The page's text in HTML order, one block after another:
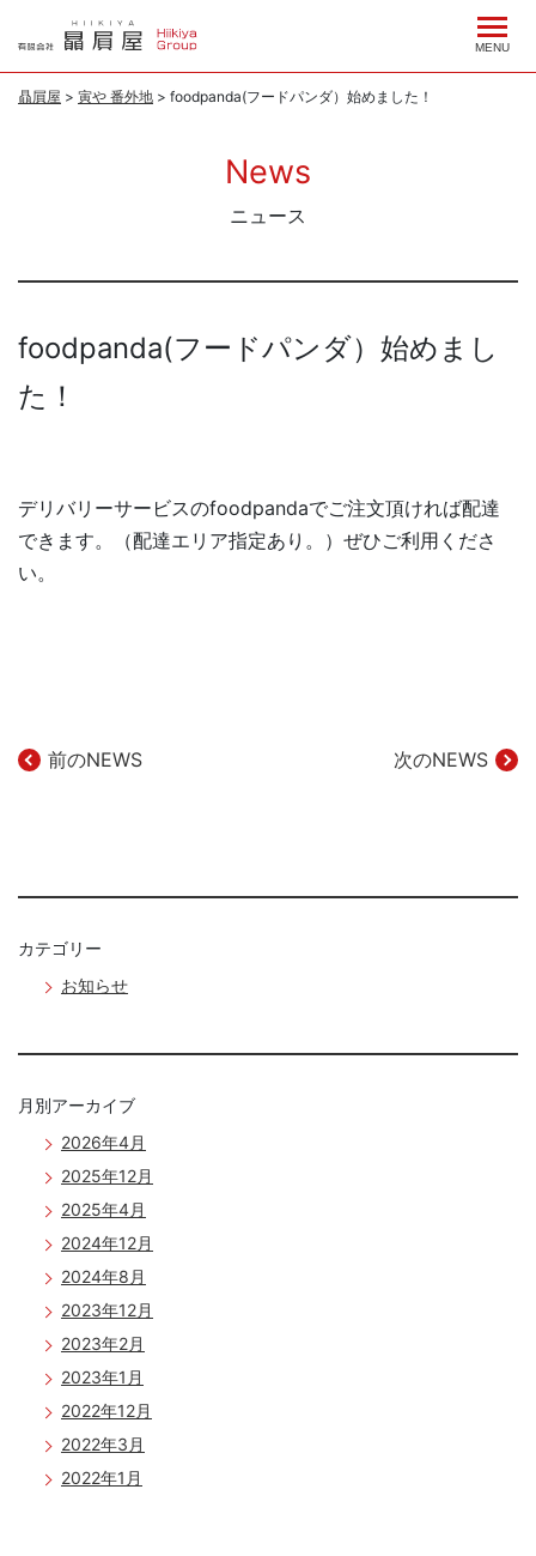
テ
MENU
贔屓屋 > 寅や 番外地 > foodpanda(フードパンダ）始めました！
News
ニュース
foodpanda(フードパンダ）始めまし
た！
デリバリーサービスのfoodpandaでご注文頂ければ配達
できます。（配達エリア指定あり。）ぜひご利用くださ
い。
投
ビ
ゲ
シ
ョ
ン
前のNEWS 次のNEWS
カテゴリー
お知らせ
月別アーカイブ
2026年4月
2025年12月
2025年4月
2024年12月
2024年8月
2023年12月
2023年2月
2023年1月
2022年12月
2022年3月
2022年1月